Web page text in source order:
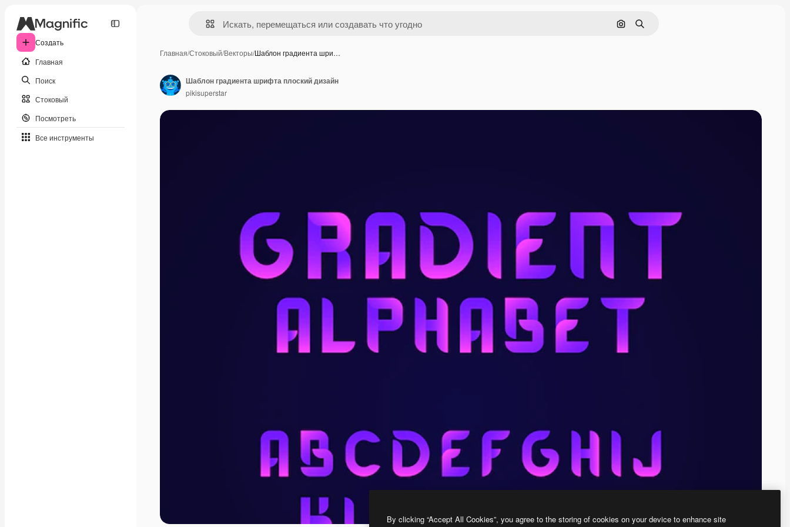
Создать
Главная
Поиск
Стоковый
Посмотреть
Все инструменты
Поиск по изображению
Поиск
Главная/Стоковый/Векторы/Шаблон градиента шри…
Шаблон градиента шрифта плоский дизайн
pikisuperstar
By clicking “Accept All Cookies”, you agree to the storing of cookies on your device to enhance site